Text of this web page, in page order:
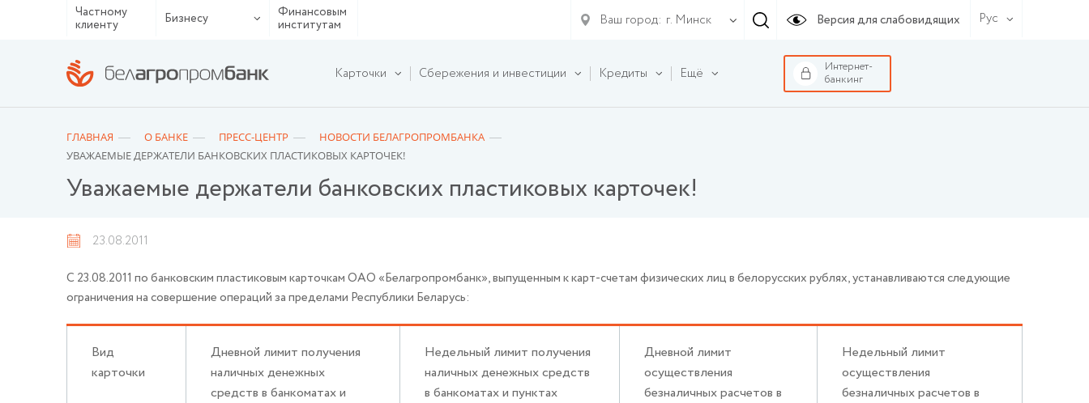
Частному
клиенту
Бизнесу
Финансовым
институтам
Ваш город: г. Минск Версия для слабовидящих Рус
Карточки Сбережения и инвестиции Кредиты Ещё
Интернет-
банкинг
ГЛАВНАЯ О БАНКЕ ПРЕСС-ЦЕНТР
НОВОСТИ БЕЛАГРОПРОМБАНКА
УВАЖАЕМЫЕ ДЕРЖАТЕЛИ БАНКОВСКИХ ПЛАСТИКОВЫХ КАРТОЧЕК!
Уважаемые держатели банковских пластиковых карточек!
23.08.2011
С 23.08.2011 по банковским пластиковым карточкам ОАО «Белагропромбанк», выпущенным к карт-счетам физических лиц в белорусских рублях, устанавливаются следующие
ограничения на совершение операций за пределами Республики Беларусь:
Вид
карточки
Дневной лимит получения
наличных денежных
средств в банкоматах и
Недельный лимит получения
наличных денежных средств
в банкоматах и пунктах
Дневной лимит
осуществления
безналичных расчетов в
Недельный лимит
осуществления
безналичных расчетов в